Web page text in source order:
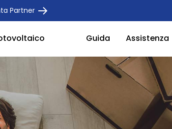
Partner
Guida Assistenza